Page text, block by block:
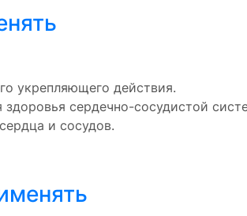
укрепляющего действия.
сердечно-сосудистой
и сосудов.